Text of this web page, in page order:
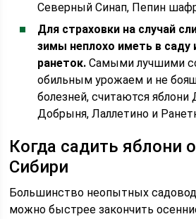
Северный Синап, Пепин
Для страховки на случай
зимы неплохо иметь в саду
ранеток. Самыми лучшими
обильным урожаем и не
болезней, считаются яблони
Добрыня, Лаллетино и
Когда садить яблони
Сибири
Большинство неопытных
можно быстрее закончить